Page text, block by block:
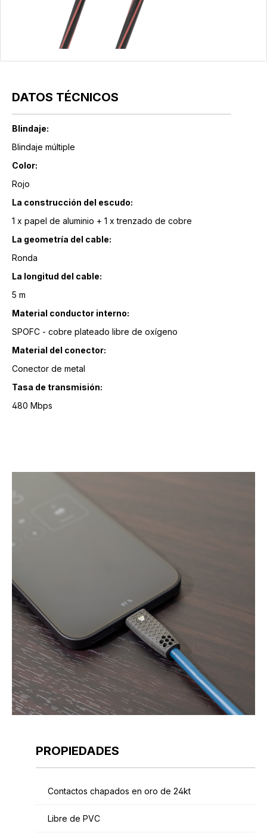
DATOS TÉCNICOS
Blindaje:
Blindaje múltiple
Color:
Rojo
La construcción del escudo:
1 x papel de aluminio + 1 x trenzado de cobre
La geometría del cable:
Ronda
La longitud del cable:
5 m
Material conductor interno:
SPOFC - cobre plateado libre de oxígeno
Material del conector:
Conector de metal
Tasa de transmisión:
480 Mbps
PROPIEDADES
Contactos chapados en oro de 24kt
Libre de PVC